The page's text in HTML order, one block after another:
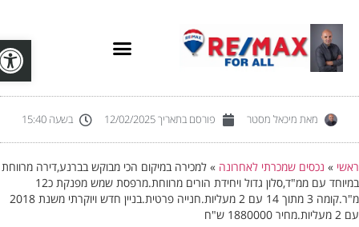
מאתמיכאל מסטר פורסם בתאריך 12/02/2025 בשעה15:40
»נכסים שמכרתי לאחרונה»למכירה במיקום הכי מבוקש בברנע,דירה מרווחת
במיוחד עם ממ"ד,סלון גדול ויחידת הורים מרווחת.מרפסת שמש מפנקת כ12
מ"ר.קומה 3 מתוך 14 עם 2 מעליות.חנייה פרטית.בניין חדש ויוקרתי משנת 2018
1880000 ש"ח
פתח